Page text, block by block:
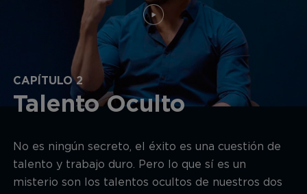
CAPÍTULO 2
Talento Oculto
No es ningún secreto, el éxito es una cuestión de
talento y trabajo duro. Pero lo que sí es un
misterio son los talentos ocultos de nuestros dos